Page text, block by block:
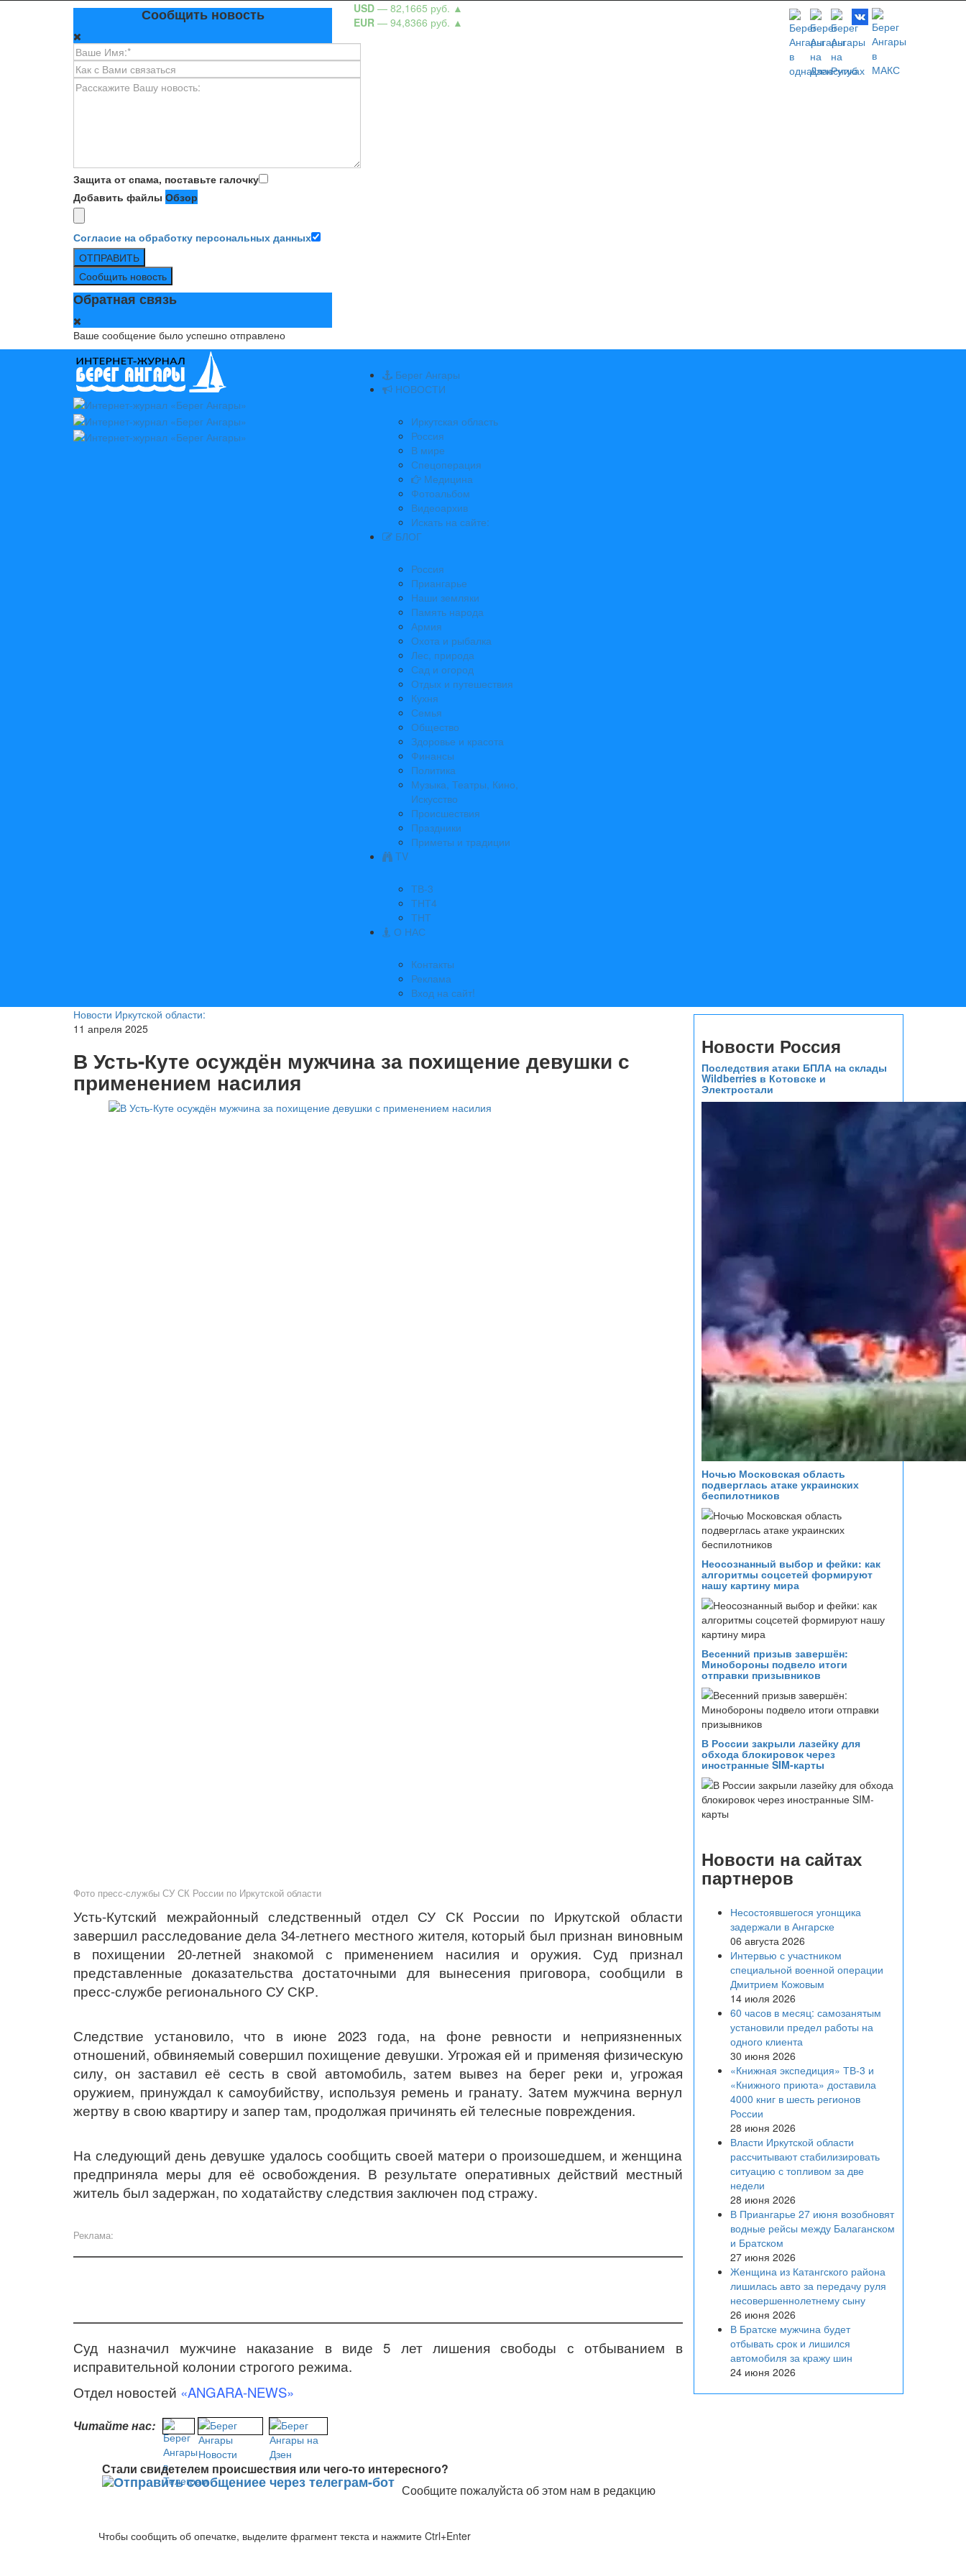
Сообщить новость
Защита от спама, поставьте галочку
Добавить файлы Обзор
Согласие на обработку персональных данных
ОТПРАВИТЬ
Сообщить новость
Обратная связь
Ваше сообщение было успешно отправлено
USD — 82,1665 руб. ▲
EUR — 94,8366 руб. ▲
Берег Ангары
НОВОСТИ
Иркутская область
Россия
В мире
Спецоперация
Медицина
Фотоальбом
Видеоархив
Искать на сайте:
БЛОГ
Россия
Приангарье
Наши земляки
Память народа
Армия
Охота и рыбалка
Лес, природа
Сад и огород
Отдых и путешествия
Кухня
Семья
Общество
Здоровье и красота
Финансы
Политика
Музыка, Театры, Кино,
Искусство
Происшествия
Праздники
Приметы и традиции
TV
ТВ-3
ТНТ4
ТНТ
О НАС
Контакты
Реклама
Вход на сайт!
Новости Иркутской области:
11 апреля 2025
В Усть-Куте осуждён мужчина за похищение девушки с
применением насилия
Фото пресс-службы СУ СК России по Иркутской области
Усть-Кутский межрайонный следственный отдел СУ СК России по Иркутской области
завершил расследование дела 34-летнего местного жителя, который был признан виновным
в похищении 20-летней знакомой с применением насилия и оружия. Суд признал
представленные доказательства достаточными для вынесения приговора, сообщили в
пресс-службе регионального СУ СКР.
Следствие установило, что в июне 2023 года, на фоне ревности и неприязненных
отношений, обвиняемый совершил похищение девушки. Угрожая ей и применяя физическую
силу, он заставил её сесть в свой автомобиль, затем вывез на берег реки и, угрожая
оружием, принуждал к самоубийству, используя ремень и гранату. Затем мужчина вернул
жертву в свою квартиру и запер там, продолжая причинять ей телесные повреждения.
На следующий день девушке удалось сообщить своей матери о произошедшем, и женщина
предприняла меры для её освобождения. В результате оперативных действий местный
житель был задержан, по ходатайству следствия заключен под стражу.
Реклама:
Суд назначил мужчине наказание в виде 5 лет лишения свободы с отбыванием в
исправительной колонии строгого режима.
Отдел новостей «ANGARA-NEWS»
Читайте нас:
Стали свидетелем происшествия или чего-то интересного?
Сообщите пожалуйста об этом нам в редакцию
Чтобы сообщить об опечатке, выделите фрагмент текста и нажмите Ctrl+Enter
Новости Россия
Последствия атаки БПЛА на склады
Wildberries в Котовске и
Электростали
Ночью Московская область
подверглась атаке украинских
беспилотников
Неосознанный выбор и фейки: как
алгоритмы соцсетей формируют
нашу картину мира
Весенний призыв завершён:
Минобороны подвело итоги
отправки призывников
В России закрыли лазейку для
обхода блокировок через
иностранные SIM-карты
Новости на сайтах
партнеров
Несостоявшегося угонщика
задержали в Ангарске
06 августа 2026
Интервью с участником
специальной военной операции
Дмитрием Кожовым
14 июля 2026
60 часов в месяц: самозанятым
установили предел работы на
одного клиента
30 июня 2026
«Книжная экспедиция» ТВ-3 и
«Книжного приюта» доставила
4000 книг в шесть регионов
России
28 июня 2026
Власти Иркутской области
рассчитывают стабилизировать
ситуацию с топливом за две
недели
28 июня 2026
В Приангарье 27 июня возобновят
водные рейсы между Балаганском
и Братском
27 июня 2026
Женщина из Катангского района
лишилась авто за передачу руля
несовершеннолетнему сыну
26 июня 2026
В Братске мужчина будет
отбывать срок и лишился
автомобиля за кражу шин
24 июня 2026